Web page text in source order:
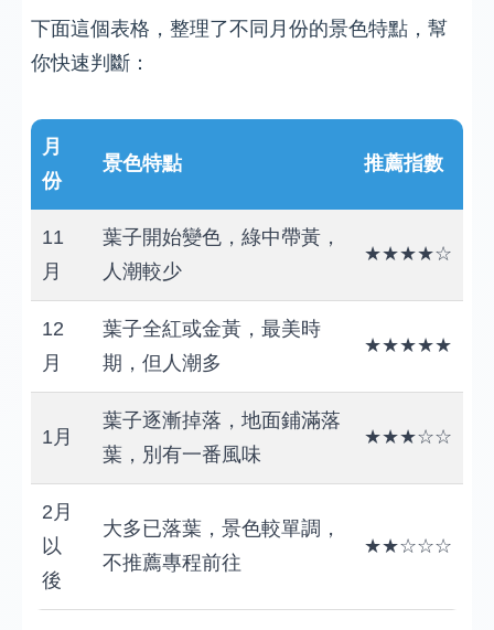
下面這個表格，整理了不同月份的景色特點，幫
你快速判斷：
月
份
景色特點 推薦指數
11
月
葉子開始變色，綠中帶黃，
人潮較少
★★★★☆
12
月
葉子全紅或金黃，最美時
期，但人潮多
★★★★★
1月
葉子逐漸掉落，地面鋪滿落
葉，別有一番風味
★★★☆☆
2月
以
後
大多已落葉，景色較單調，
不推薦專程前往
★★☆☆☆